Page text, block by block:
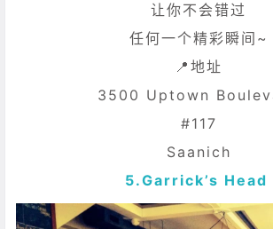
让你不会错过
任何一个精彩瞬间~
📍地址
3500 Uptown
#117
Saanich
5.Garrick’s Head